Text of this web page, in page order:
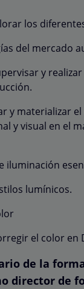
los
del mercado
y
y materializar
y visual en el
iluminación
lumínicos.
el color en
de la
director de